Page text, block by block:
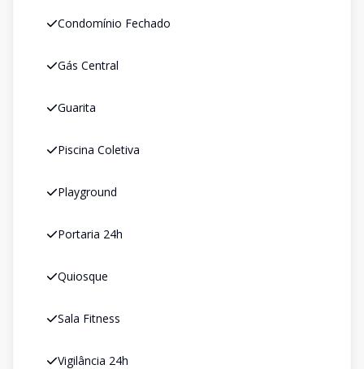
Condomínio Fechado
Gás Central
Guarita
Piscina Coletiva
Playground
Portaria 24h
Quiosque
Sala Fitness
Vigilância 24h